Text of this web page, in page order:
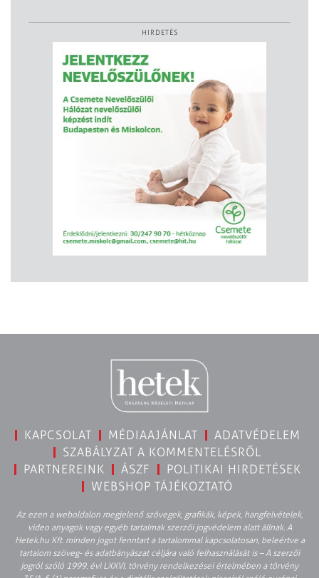
HIRDETÉS
KAPCSOLAT MÉDIAAJÁNLAT
ADATVÉDELEM
SZABÁLYZAT A KOMMENTELÉSRŐL
PARTNEREINK
ÁSZF
POLITIKAI HIRDETÉSEK
WEBSHOP TÁJÉKOZTATÓ
Az ezen a weboldalon megjelenő szövegek, grafikák, képek, hangfelvételek,
video anyagok vagy egyéb tartalmak szerzői jogvédelem alatt állnak. A
Hetek.hu Kft. minden jogot fenntart a tartalommal kapcsolatosan, beleértve a
tartalom szöveg- és adatbányászat céljára való felhasználását is – A szerzői
jogról szóló 1999. évi LXXVI. törvény rendelkezései értelmében a törvény